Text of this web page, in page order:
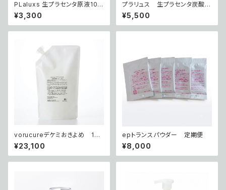
PLaluxs 生プラセンタ原液10
0% 5ml
¥3,300
プラリュス 生プラセンタ炭酸ミ
スト
¥5,500
vorucureデケミおきよめ 100
0ml
¥23,100
epトランスパウダー 定期便
¥8,000